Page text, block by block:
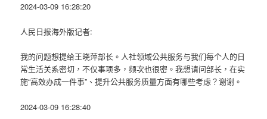
2024-03-09 16:28:20
人民日报海外版记者:
我的问题想提给王晓萍部长。人社领域公共服务与我们每个人的日
常生活关系密切，不仅事项多，频次也很密。我想请问部长，在实
施“高效办成一件事”、提升公共服务质量方面有哪些考虑？谢谢。
2024-03-09 16:28:40